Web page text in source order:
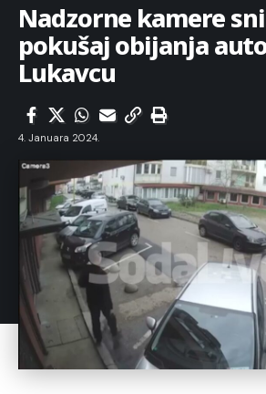
Nadzorne kamere
pokušaj obijanja
Lukavcu
4. Januara 2024.